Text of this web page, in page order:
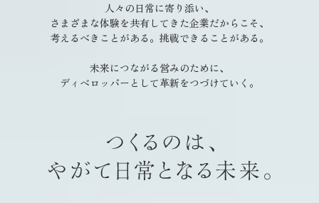
人々の日常に寄り添い、
さまざまな体験を共有してきた企業だからこそ、
考えるべきことがある。挑戦できることがある。
未来につながる営みのために、
ディベロッパーとして革新をつづけていく。